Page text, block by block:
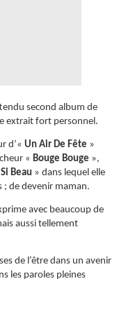
second album de
extrait fort personnel.
d’« Un Air De Fête »
« Bouge Bouge »,
Si Beau » dans lequel elle
; de devenir maman.
avec beaucoup de
aussi tellement
de l’être dans un avenir
les paroles pleines